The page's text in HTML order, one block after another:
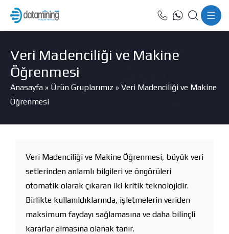
Veri Madenciliği ve Makine
Öğrenmesi
Anasayfa » Ürün Gruplarımız » Veri Madenciliği ve Makine
Öğrenmesi
Veri Madenciliği ve Makine Öğrenmesi, büyük veri
setlerinden anlamlı bilgileri ve öngörüleri
otomatik olarak çıkaran iki kritik teknolojidir.
Birlikte kullanıldıklarında, işletmelerin veriden
maksimum faydayı sağlamasına ve daha bilinçli
kararlar almasına olanak tanır.